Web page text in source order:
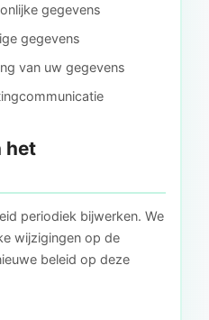
gegevens
gegevens
van uw gegevens
het
periodiek bijwerken. We
wijzigingen op de
beleid op deze